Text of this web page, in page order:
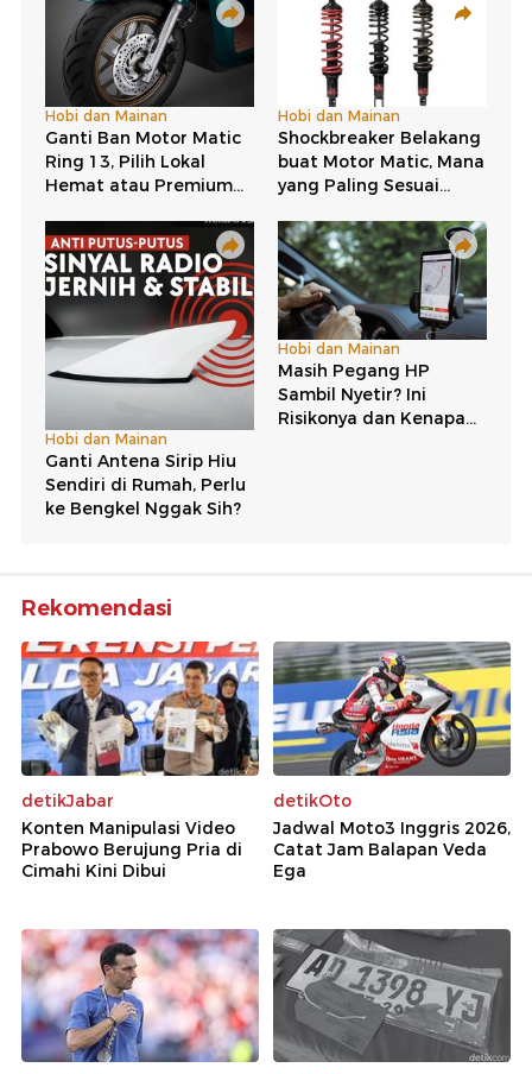
Rekomendasi
detikJabar
Konten Manipulasi Video
Prabowo Berujung Pria di
Cimahi Kini Dibui
detikOto
Jadwal Moto3 Inggris 2026,
Catat Jam Balapan Veda
Ega